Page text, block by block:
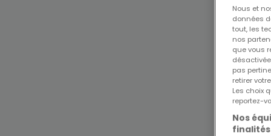
Nous et
données
tout, les
nos
que vous
pas
retirer
Les choix
reportez-
Nos